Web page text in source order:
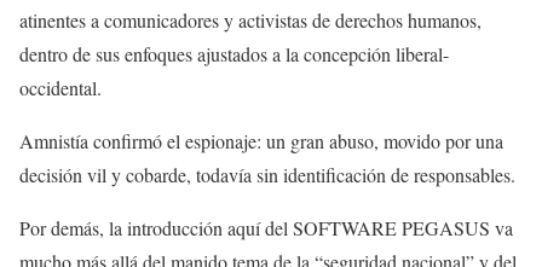
atinentes a comunicadores y activistas de derechos humanos,
dentro de sus enfoques ajustados a la concepción liberal-
occidental.
Amnistía confirmó el espionaje: un gran abuso, movido por una
decisión vil y cobarde, todavía sin identificación de responsables.
Por demás, la introducción aquí del SOFTWARE PEGASUS va
mucho más allá del manido tema de la “seguridad nacional” y del